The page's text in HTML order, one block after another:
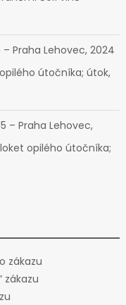
Praha Lehovec, 2024
útočníka; útok,
– Praha Lehovec,
opilého útočníka;
zákazu
zákazu